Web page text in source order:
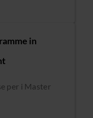
in
per i Master